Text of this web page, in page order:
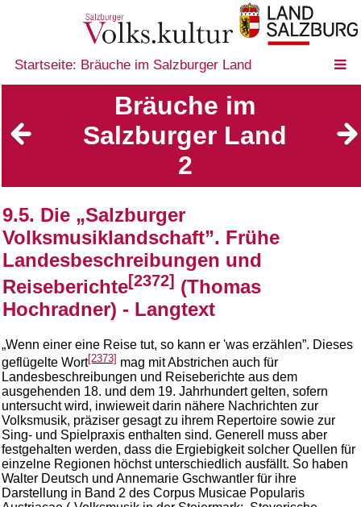
Startseite: Bräuche im Salzburger Land
Bräuche im
Salzburger Land
2
9.5. Die „Salzburger
Volksmusiklandschaft”. Frühe
Landesbeschreibungen und
Reiseberichte[2372] (Thomas
Hochradner) - Langtext
„Wenn einer eine Reise tut, so kann er 'was erzählen”. Dieses
geflügelte Wort[2373] mag mit Abstrichen auch für
Landesbeschreibungen und Reiseberichte aus dem
ausgehenden 18. und dem 19. Jahrhundert gelten, sofern
untersucht wird, inwieweit darin nähere Nachrichten zur
Volksmusik, präziser gesagt zu ihrem Repertoire sowie zur
Sing- und Spielpraxis enthalten sind. Generell muss aber
festgehalten werden, dass die Ergiebigkeit solcher Quellen für
einzelne Regionen höchst unterschiedlich ausfällt. So haben
Walter Deutsch und Annemarie Gschwantler für ihre
Darstellung in Band 2 des Corpus Musicae Popularis